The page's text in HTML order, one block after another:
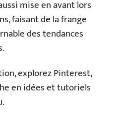
mise en avant lors
faisant de la frange
des tendances
explorez Pinterest,
en idées et tutoriels